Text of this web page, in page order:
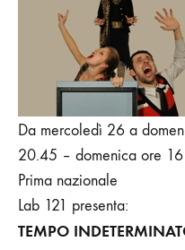
Da mercoledì 26 a
20.45 – domenica ore 16
Prima nazionale
Lab 121 presenta:
TEMPO